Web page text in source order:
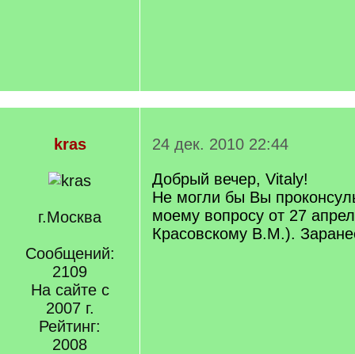
kras
г.Москва
Сообщений:
2109
На сайте с
2007 г.
Рейтинг:
2008
24 дек. 2010 22:44
Добрый вечер, Vitaly!
Не могли бы Вы
моему вопросу от 27
Красовскому В.М.).